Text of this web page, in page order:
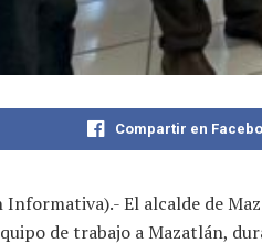
Compartir en
El alcalde de
de trabajo a Mazatlán,